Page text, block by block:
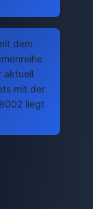
dem
aktuell
mit der
liegt